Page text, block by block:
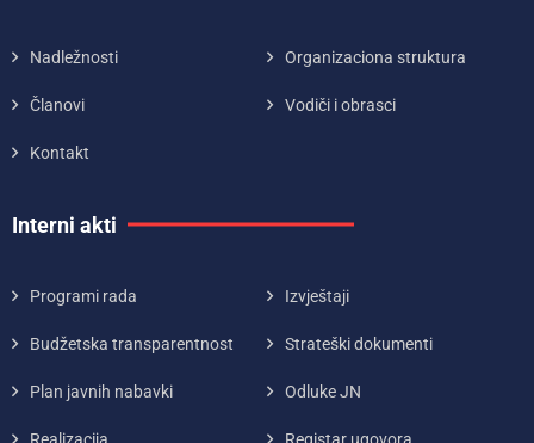
Nadležnosti Organizaciona struktura
Članovi Vodiči i obrasci
Kontakt
Interni akti
Programi rada Izvještaji
Budžetska transparentnost Strateški dokumenti
Plan javnih nabavki Odluke JN
Realizacija Registar ugovora